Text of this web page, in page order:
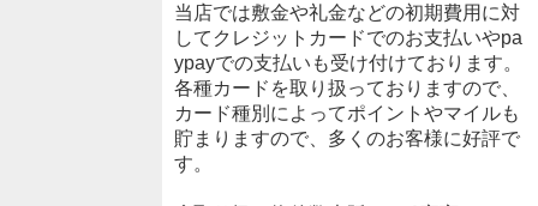
当店では敷金や礼金などの初期費用に対
してクレジットカードでのお支払いやpa
ypayでの支払いも受け付けております。
各種カードを取り扱っておりますので、
カード種別によってポイントやマイルも
貯まりますので、多くのお客様に好評で
す。